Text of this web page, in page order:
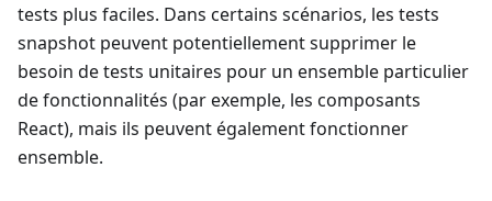
tests plus faciles. Dans certains scénarios, les tests
snapshot peuvent potentiellement supprimer le
besoin de tests unitaires pour un ensemble particulier
de fonctionnalités (par exemple, les composants
React), mais ils peuvent également fonctionner
ensemble.